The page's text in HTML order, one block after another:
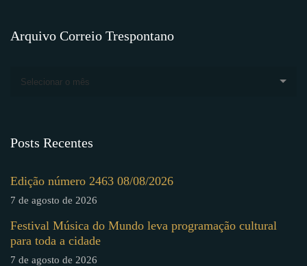
Arquivo Correio Trespontano
Selecionar o mês
Posts Recentes
Edição número 2463 08/08/2026
7 de agosto de 2026
Festival Música do Mundo leva programação cultural
para toda a cidade
7 de agosto de 2026